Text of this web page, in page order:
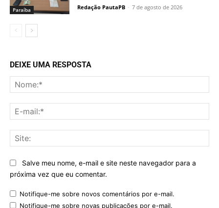
Paraí­ba Redação PautaPB - 7 de agosto de 2026
DEIXE UMA RESPOSTA
Salve meu nome, e-mail e site neste navegador para a
próxima vez que eu comentar.
Notifique-me sobre novos comentários por e-mail.
Notifique-me sobre novas publicações por e-mail.